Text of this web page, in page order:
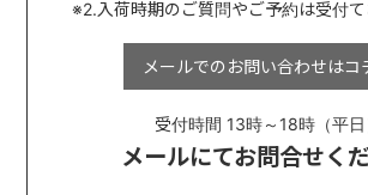
※2.入荷時期のご質問やご予約は受付て
メールでのお問い合わせはコ
受付時間 13時～18時（平日
メールにてお問合せく